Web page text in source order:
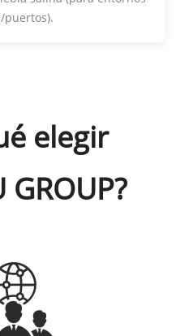
puertos).
elegir
GROUP?